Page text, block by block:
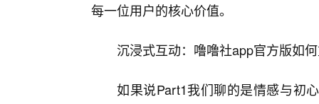
每一位用户的核心价值。
沉浸式互动：噜噜社app官方版如
如果说Part1我们聊的是情感与初